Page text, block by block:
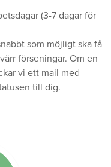
(3-7 dagar för
som möjligt ska få
förseningar. Om en
vi ett mail med
till dig.